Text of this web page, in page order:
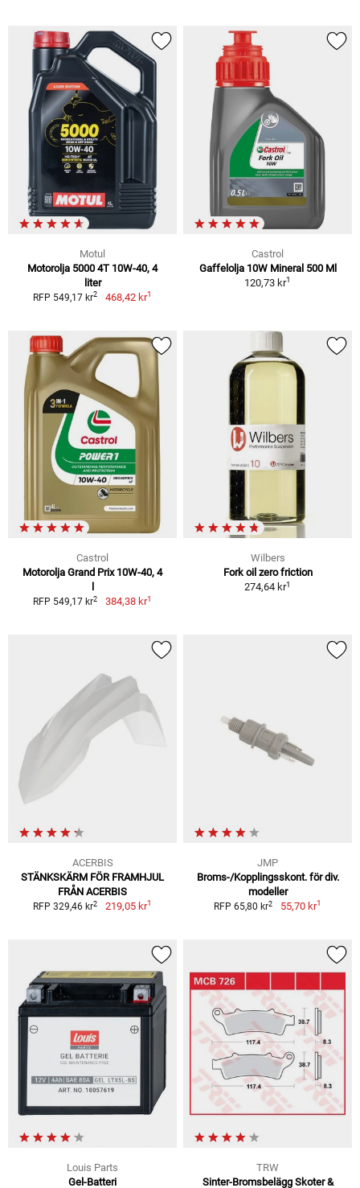
Motul
Motorolja 5000 4T 10W-40, 4
liter
RFP 549,17 kr2 468,42 kr1
Castrol
Gaffelolja 10W Mineral 500 Ml
120,73 kr1
Castrol
Motorolja Grand Prix 10W-40, 4
RFP 549,17 kr2 384,38 kr1
Wilbers
Fork oil zero friction
274,64 kr1
ACERBIS
STÄNKSKÄRM FÖR FRAMHJUL
FRÅN ACERBIS
RFP 329,46 kr2 219,05 kr1
JMP
Broms-/Kopplingsskont. för div.
modeller
RFP 65,80 kr2 55,70 kr1
Louis Parts
Gel-Batteri
TRW
Sinter-Bromsbelägg Skoter &